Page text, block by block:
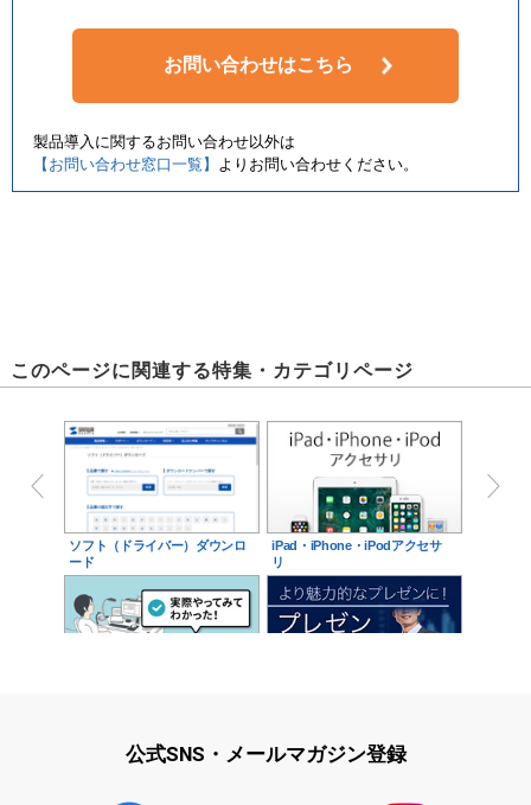
お問い合わせはこちら
製品導入に関するお問い合わせ以外は
【お問い合わせ窓口一覧】 よりお問い合わせください。
このページに関連する特集・カテゴリページ
ソフト（ドライバー）ダウンロ
ード
iPad・iPhone・iPodアクセサ
リ
公式SNS・メールマガジン登録